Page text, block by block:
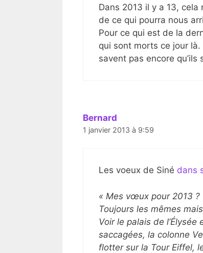
Dans 2013 il y a 13,
de ce qui pourra nous
Pour ce qui est de la
qui sont morts ce jour
savent pas encore qu’ils
Bernard
1 janvier 2013 à 9:59
Les voeux de Siné dans
« Mes vœux pour 2013 ?
Toujours les mêmes
Voir le palais de
saccagées, la colonne
flotter sur la Tour Eiffel,